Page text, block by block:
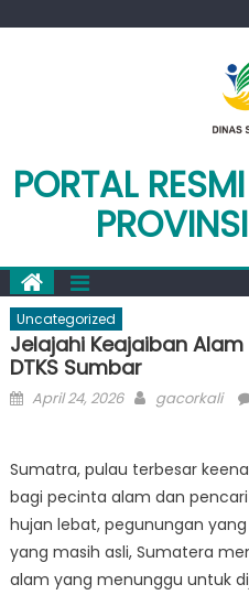
PORTAL
Uncategorized
Jelajahi Keajaiban
DTKS Sumbar
Posted
April 24, 2026 Author
gacorkali
Sumatra, pulau terbesar
bagi pecinta alam dan
hujan lebat, pegunungan
yang masih asli, Sumatera
alam yang menunggu untuk